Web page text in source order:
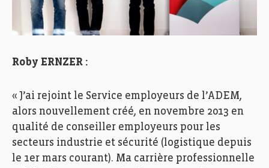
Roby ERNZER :
« J’ai rejoint le Service employeurs de l’ADEM,
alors nouvellement créé, en novembre 2013 en
qualité de conseiller employeurs pour les
secteurs industrie et sécurité (logistique depuis
le 1er mars courant). Ma carrière professionnelle